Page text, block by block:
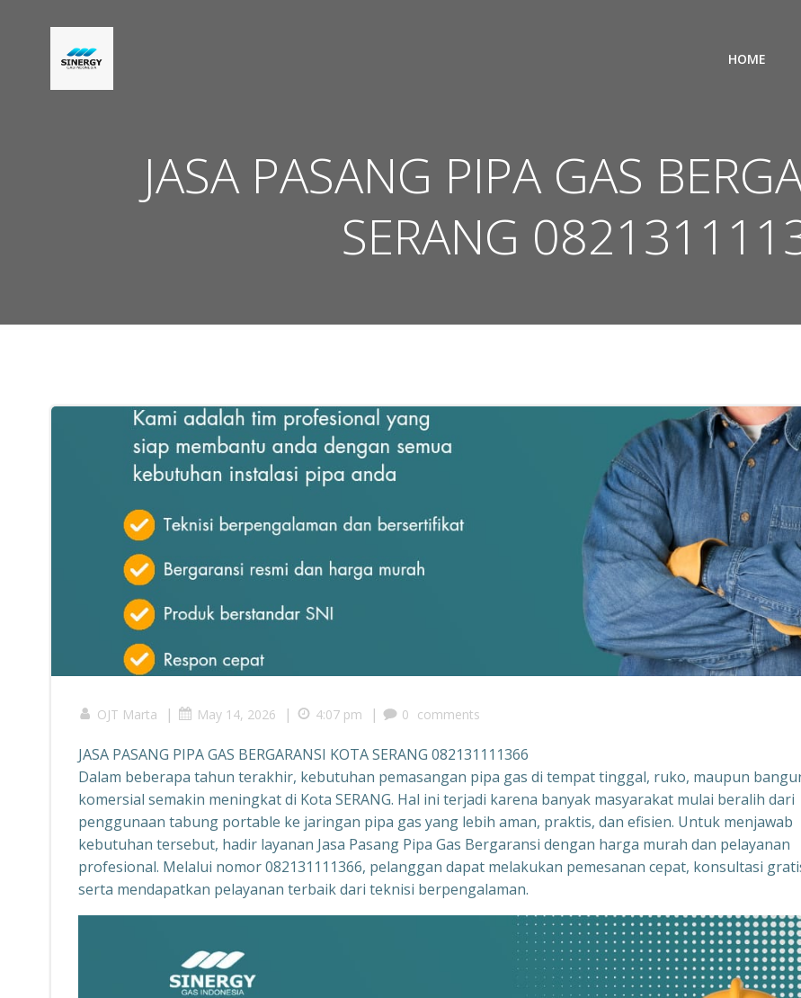
HOME
JASA PASANG PIPA GAS
SERANG
OJT Marta | May 14, 2026 | 4:07 pm | 0 comments
JASA PASANG PIPA GAS BERGARANSI KOTA SERANG 082131111366
Dalam beberapa tahun terakhir, kebutuhan pemasangan pipa gas di tempat tinggal, ruko, maupun
komersial semakin meningkat di Kota SERANG. Hal ini terjadi karena banyak masyarakat mulai beralih dari
penggunaan tabung portable ke jaringan pipa gas yang lebih aman, praktis, dan efisien. Untuk menjawab
kebutuhan tersebut, hadir layanan Jasa Pasang Pipa Gas Bergaransi dengan harga murah dan pelayanan
profesional. Melalui nomor 082131111366, pelanggan dapat melakukan pemesanan cepat, konsultasi
serta mendapatkan pelayanan terbaik dari teknisi berpengalaman.